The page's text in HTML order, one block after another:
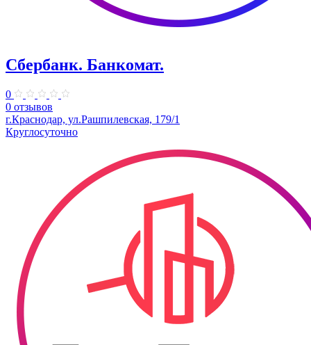
Сбербанк. Банкомат.
0
0 отзывов
г.Краснодар, ул.Рашпилевская, 179/1
Круглосуточно